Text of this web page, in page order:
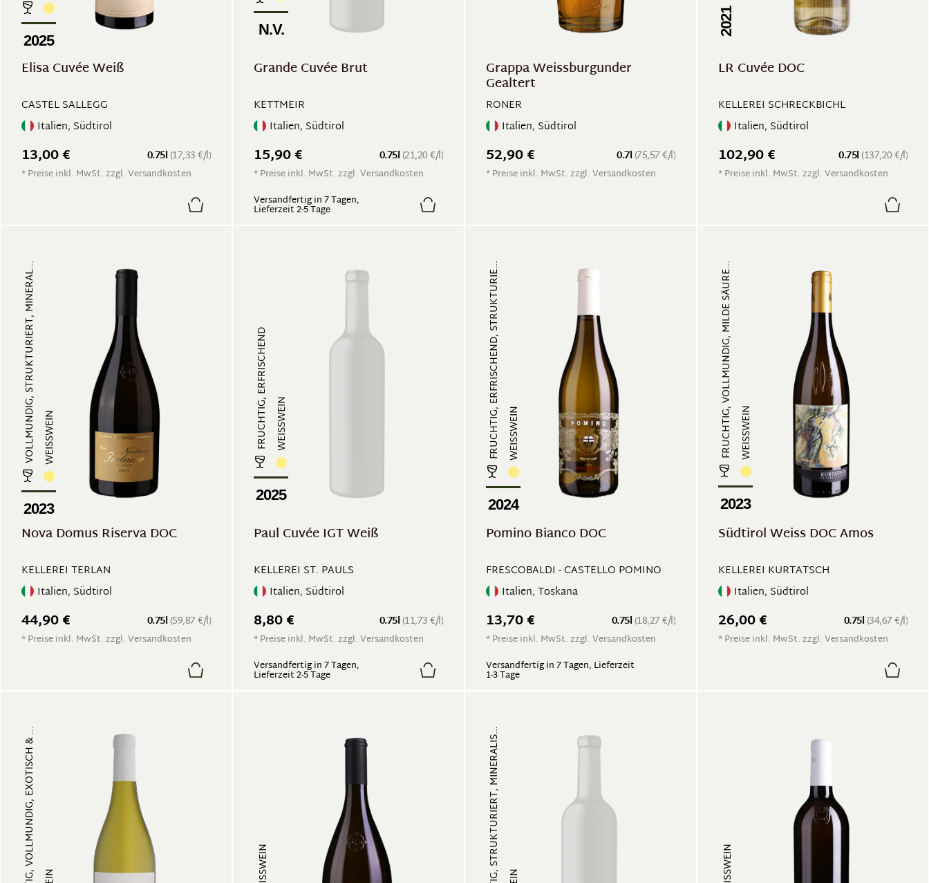
2025
Elisa Cuvée Weiß
CASTEL SALLEGG
Italien, Südtirol
0.75l (17,33 €/l)
13,00 €
* Preise inkl. MwSt. zzgl. Versandkosten
N.V.
Grande Cuvée Brut
KETTMEIR
Italien, Südtirol
0.75l (21,20 €/l)
15,90 €
* Preise inkl. MwSt. zzgl. Versandkosten
Versandfertig in 7 Tagen,
Lieferzeit 2-5 Tage
Grappa Weissburgunder
Gealtert
RONER
Italien, Südtirol
0.7l (75,57 €/l)
52,90 €
* Preise inkl. MwSt. zzgl. Versandkosten
2021
LR Cuvée DOC
KELLEREI SCHRECKBICHL
Italien, Südtirol
0.75l (137,20 €/l)
102,90 €
* Preise inkl. MwSt. zzgl. Versandkosten
VOLLMUNDIG, STRUKTURIERT, MINERAL... WEISSWEIN
2023
Nova Domus Riserva DOC
KELLEREI TERLAN
Italien, Südtirol
0.75l (59,87 €/l)
44,90 €
* Preise inkl. MwSt. zzgl. Versandkosten
FRUCHTIG, ERFRISCHEND WEISSWEIN
2025
Paul Cuvée IGT Weiß
KELLEREI ST. PAULS
Italien, Südtirol
0.75l (11,73 €/l)
8,80 €
* Preise inkl. MwSt. zzgl. Versandkosten
Versandfertig in 7 Tagen,
Lieferzeit 2-5 Tage
FRUCHTIG, ERFRISCHEND, STRUKTURIE... WEISSWEIN
2024
Pomino Bianco DOC
FRESCOBALDI - CASTELLO POMINO
Italien, Toskana
0.75l (18,27 €/l)
13,70 €
* Preise inkl. MwSt. zzgl. Versandkosten
Versandfertig in 7 Tagen, Lieferzeit
1-3 Tage
FRUCHTIG, VOLLMUNDIG, MILDE SÄURE... WEISSWEIN
2023
Südtirol Weiss DOC Amos
KELLEREI KURTATSCH
Italien, Südtirol
0.75l (34,67 €/l)
26,00 €
* Preise inkl. MwSt. zzgl. Versandkosten
FRUCHTIG, VOLLMUNDIG, EXOTISCH & ... FRUCHTIG, STRUKTURIERT, MINERALIS...